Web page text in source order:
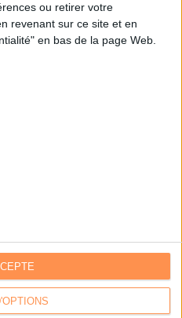
ou retirer votre
revenant sur ce site et en
en bas de la page Web.
Archimag.com
avec ACE